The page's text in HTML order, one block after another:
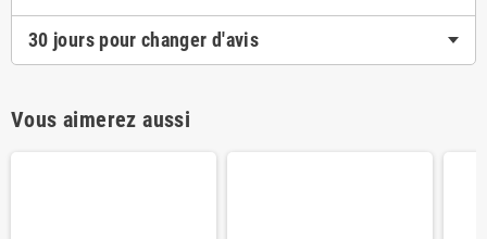
30 jours pour changer d'avis
Vous aimerez aussi